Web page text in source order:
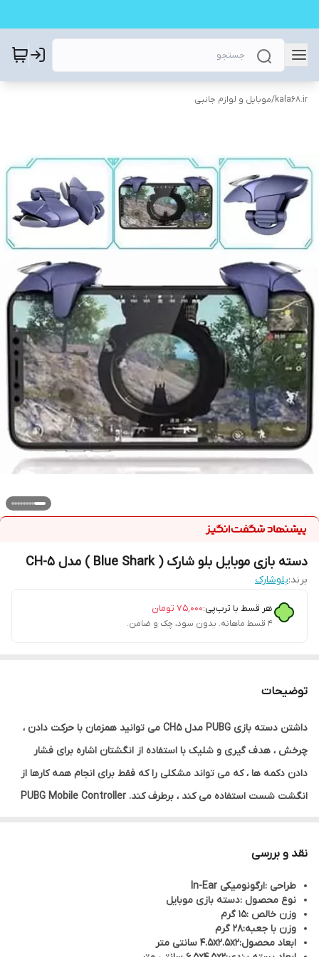
kala68.ir
/موبایل و لوازم جانبی
دسته بازی موبایل بلو شارک ( Blue Shark ) مدل CH-5
برند:بلوشارک
هر قسط با ترب‌پی:۷۵٬۰۰۰ تومان
۴ قسط ماهانه. بدون سود، چک و ضامن.
توضیحات
داشتن دسته بازی PUBG مدل CH5 می توانید همزمان با حرکت دادن ،
چرخش ، هدف گیری و شلیک با استفاده از انگشتان اشاره برای فشار
دادن دکمه ها ، که می تواند مشکلی را که فقط برای انجام همه کارها از
انگشت شست استفاده می کند ، برطرف کند. PUBG Mobile Controller
نقد و بررسی
طراحی :ارگونومیکی In-Ear
نوع محصول :دسته بازی موبایل
وزن خالص :15 گرم
وزن با جعبه:28 گرم
ابعاد محصول:4.5x2.5x2 سانتی متر